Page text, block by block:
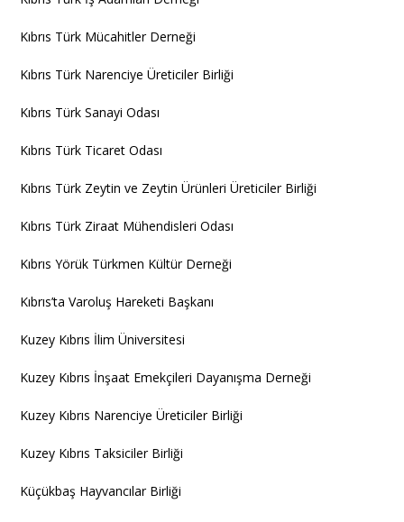
Kıbrıs Türk Mücahitler Derneği
Kıbrıs Türk Narenciye Üreticiler Birliği
Kıbrıs Türk Sanayi Odası
Kıbrıs Türk Ticaret Odası
Kıbrıs Türk Zeytin ve Zeytin Ürünleri Üreticiler Birliği
Kıbrıs Türk Ziraat Mühendisleri Odası
Kıbrıs Yörük Türkmen Kültür Derneği
Kıbrıs’ta Varoluş Hareketi Başkanı
Kuzey Kıbrıs İlim Üniversitesi
Kuzey Kıbrıs İnşaat Emekçileri Dayanışma Derneği
Kuzey Kıbrıs Narenciye Üreticiler Birliği
Kuzey Kıbrıs Taksiciler Birliği
Küçükbaş Hayvancılar Birliği